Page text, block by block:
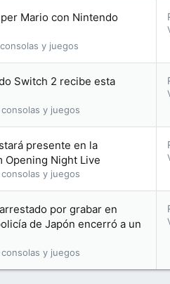
Mario con Nintendo
y juegos
Switch 2 recibe esta
y juegos
presente en la
Opening Night Live
y juegos
por grabar en
de Japón encerró a un
y juegos